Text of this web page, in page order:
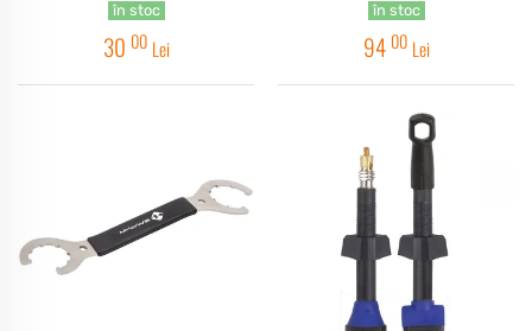
în stoc
30 00 Lei
în stoc
94 00 Lei